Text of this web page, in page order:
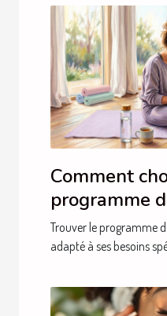
Comment
programme
pour vos
?
Trouver le programme
adapté à ses besoins